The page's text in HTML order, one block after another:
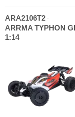
ARA2106T2 -
ARRMA TYPHON
1:14